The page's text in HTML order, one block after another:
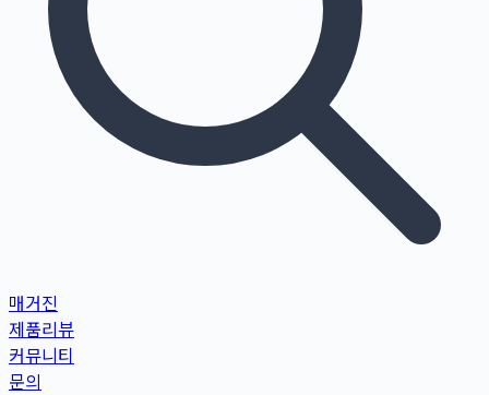
매거진
제품리뷰
커뮤니티
문의